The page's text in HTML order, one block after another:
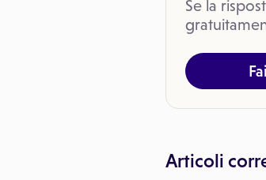
Se la
Articoli